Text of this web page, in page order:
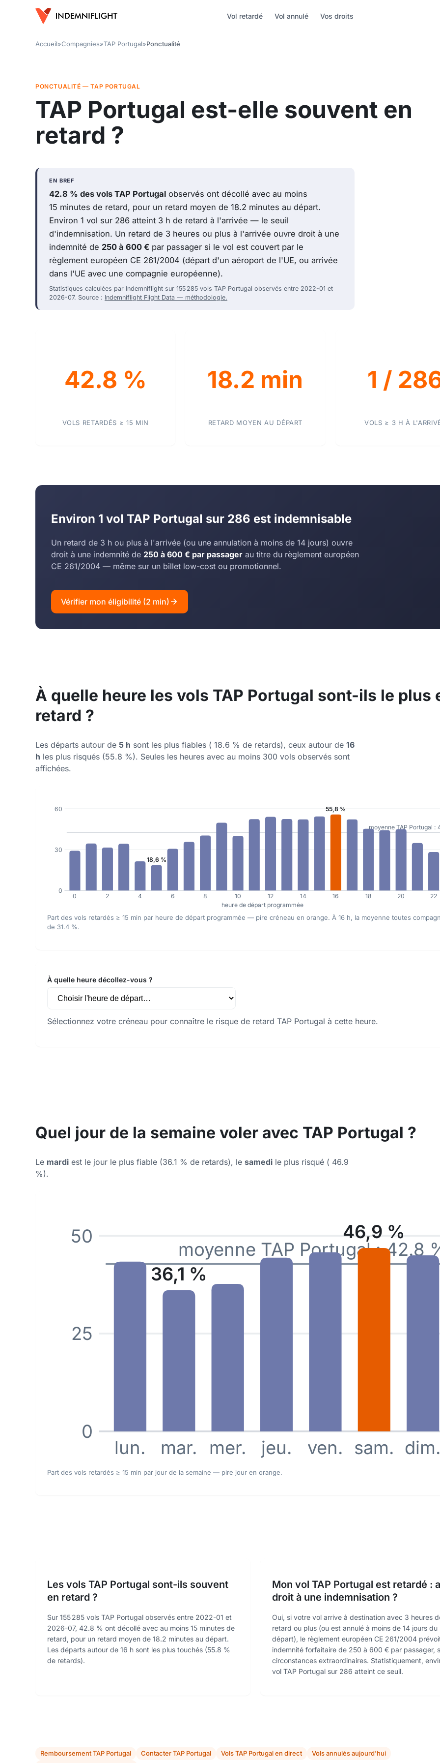
Vol retardé Vol annulé Vos droits
Accueil»Compagnies»TAP Portugal»Ponctualité
PONCTUALITÉ — TAP PORTUGAL
TAP Portugal est-elle souvent en
retard ?
EN BREF
42.8 % des vols TAP Portugal observés ont décollé avec au moins
15 minutes de retard, pour un retard moyen de 18.2 minutes au départ.
Environ 1 vol sur 286 atteint 3 h de retard à l'arrivée — le seuil
d'indemnisation. Un retard de 3 heures ou plus à l'arrivée ouvre droit à une
indemnité de 250 à 600 € par passager si le vol est couvert par le
règlement européen CE 261/2004 (départ d'un aéroport de l'UE, ou arrivée
dans l'UE avec une compagnie européenne).
Statistiques calculées par Indemniflight sur 155 285 vols TAP Portugal observés entre 2022-01 et
2026-07. Source : Indemniflight Flight Data — méthodologie.
42.8 %
VOLS RETARDÉS ≥ 15 MIN
18.2 min
RETARD MOYEN AU DÉPART
1 /
VOLS ≥ 3 H À
Environ 1 vol TAP Portugal sur 286 est indemnisable
Un retard de 3 h ou plus à l'arrivée (ou une annulation à moins de 14 jours) ouvre
droit à une indemnité de 250 à 600 € par passager au titre du règlement européen
CE 261/2004 — même sur un billet low-cost ou promotionnel.
Vérifier mon éligibilité (2 min)
À quelle heure les vols TAP Portugal sont-ils le plus
retard ?
Les départs autour de 5 h sont les plus fiables ( 18.6 % de retards), ceux autour de 16
h les plus risqués (55.8 %). Seules les heures avec au moins 300 vols observés sont
affichées.
0
30
60
moyenne TAP Portugal :
0 2 4
18,6 %
6 8 10 12 14
55,8 %
16 18 20
22
heure de départ programmée
Part des vols retardés ≥ 15 min par heure de départ programmée — pire créneau en orange. À 16 h, la moyenne toutes
de 31.4 %.
À quelle heure décollez-vous ?
Sélectionnez votre créneau pour connaître le risque de retard TAP Portugal à cette heure.
Quel jour de la semaine voler avec TAP Portugal ?
Le mardi est le jour le plus fiable (36.1 % de retards), le samedi le plus risqué ( 46.9
%).
0
25
50
moyenne TAP Portugal : 42.8
lun.
36,1 %
mar. mer. jeu. ven.
46,9 %
sam.
Part des vols retardés ≥ 15 min par jour de la semaine — pire jour en orange.
Les vols TAP Portugal sont-ils souvent
en retard ?
Sur 155 285 vols TAP Portugal observés entre 2022-01 et
2026-07, 42.8 % ont décollé avec au moins 15 minutes de
retard, pour un retard moyen de 18.2 minutes au départ.
Les départs autour de 16 h sont les plus touchés (55.8 %
de retards).
Mon vol TAP Portugal est retardé :
droit à une indemnisation ?
Oui, si votre vol arrive à destination avec 3 heures
retard ou plus (ou est annulé à moins de 14 jours du
départ), le règlement européen CE 261/2004
indemnité forfaitaire de 250 à 600 € par passager,
circonstances extraordinaires. Statistiquement,
vol TAP Portugal sur 286 atteint ce seuil.
Remboursement TAP Portugal Contacter TAP Portugal Vols TAP Portugal en direct
Vols annulés aujourd'hui